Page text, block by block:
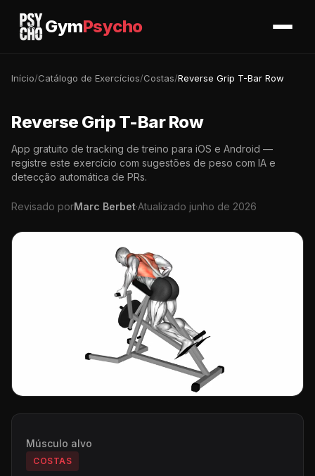
GymPsycho
Início/Catálogo de Exercícios/Costas/Reverse Grip T-Bar Row
Reverse Grip T-Bar Row
App gratuito de tracking de treino para iOS e Android —
registre este exercício com sugestões de peso com IA e
detecção automática de PRs.
Revisado porMarc Berbet·Atualizado junho de 2026
Músculo alvo
COSTAS